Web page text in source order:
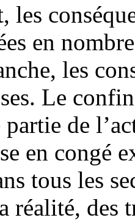
les
en
les
Le
partie de
en congé
tous les
réalité, des